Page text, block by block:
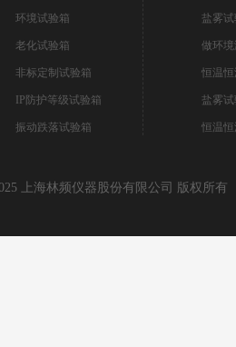
环境试验箱
老化试验箱
非标定制试验箱
IP防护等级试验箱
振动跌落试验箱
盐雾
做环
恒温
盐雾
恒温
上海林频仪器股份有限公司 版权所有